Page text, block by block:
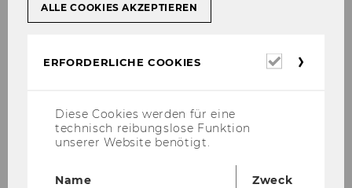
ALLE COOKIES AKZEPTIEREN
ERFORDERLICHE COOKIES
Diese Cookies werden für eine
technisch reibungslose Funktion
unserer Website benötigt.
Name
Zweck